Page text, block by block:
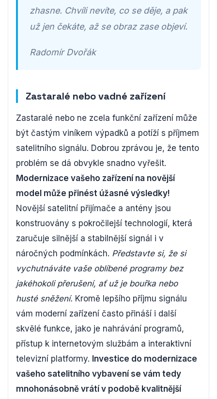
zhasne. Chvíli nevíte, co se děje, a pak
už jen čekáte, až se obraz zase objeví.
Radomír Dvořák
Zastaralé nebo vadné zařízení
Zastaralé nebo ne zcela funkční zařízení může
být častým viníkem výpadků a potíží s příjmem
satelitního signálu. Dobrou zprávou je, že tento
problém se dá obvykle snadno vyřešit.
Modernizace vašeho zařízení na novější
model může přinést úžasné výsledky!
Novější satelitní přijímače a antény jsou
konstruovány s pokročilejší technologií, která
zaručuje silnější a stabilnější signál i v
náročných podmínkách. Představte si, že si
vychutnáváte vaše oblíbené programy bez
jakéhokoli přerušení, ať už je bouřka nebo
husté sněžení. Kromě lepšího příjmu signálu
vám moderní zařízení často přináší i další
skvělé funkce, jako je nahrávání programů,
přístup k internetovým službám a interaktivní
televizní platformy. Investice do modernizace
vašeho satelitního vybavení se vám tedy
mnohonásobně vrátí v podobě kvalitnější